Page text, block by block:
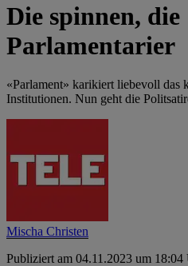
Die spinnen, die
Parlamentarier
«Parlament» karikiert liebevoll das
Institutionen. Nun geht die
Mischa Christen
Publiziert am 04.11.2023 um 18:04